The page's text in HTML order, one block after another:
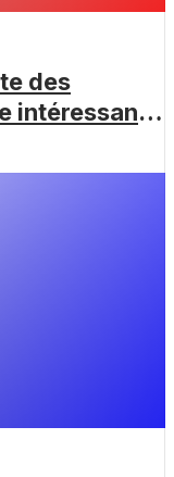
des
intéressante